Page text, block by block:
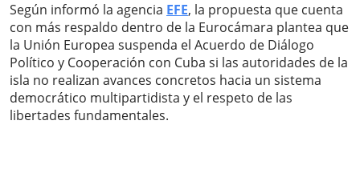
Según informó la agencia EFE, la propuesta que cuenta
con más respaldo dentro de la Eurocámara plantea que
la Unión Europea suspenda el Acuerdo de Diálogo
Político y Cooperación con Cuba si las autoridades de la
isla no realizan avances concretos hacia un sistema
democrático multipartidista y el respeto de las
libertades fundamentales.